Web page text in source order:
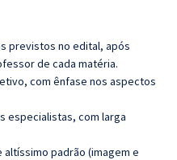
previstos no edital, após
de cada matéria.
com ênfase nos aspectos
especialistas, com larga
altíssimo padrão (imagem e